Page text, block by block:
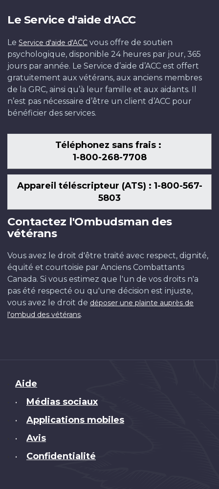
Le Service d'aide d'ACC
Le Service d'aide d'ACC vous offre de soutien
psychologique, disponible 24 heures par jour, 365
jours par année. Le Service d’aide d’ACC est offert
gratuitement aux vétérans, aux anciens membres
de la GRC, ainsi qu’à leur famille et aux aidants. Il
n’est pas nécessaire d’être un client d’ACC pour
bénéficier des services.
Téléphonez sans frais :
1-800-268-7708
Appareil téléscripteur (ATS) : 1-800-567-
5803
Contactez l'Ombudsman des
vétérans
Vous avez le droit d'être traité avec respect, dignité,
équité et courtoisie par Anciens Combattants
Canada. Si vous estimez que l'un de vos droits n'a
pas été respecté ou qu'une décision est injuste,
vous avez le droit de déposer une plainte auprès de
l'ombud des vétérans.
Brand
Aide
• Médias sociaux
• Applications mobiles
• Avis
• Confidentialité